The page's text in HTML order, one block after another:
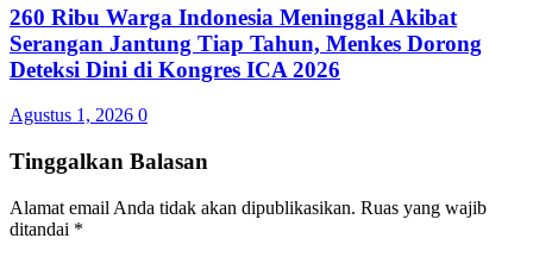
260 Ribu Warga Indonesia Meninggal Akibat
Serangan Jantung Tiap Tahun, Menkes Dorong
Deteksi Dini di Kongres ICA 2026
Agustus 1, 2026 0
Tinggalkan Balasan
Alamat email Anda tidak akan dipublikasikan. Ruas yang wajib
ditandai *